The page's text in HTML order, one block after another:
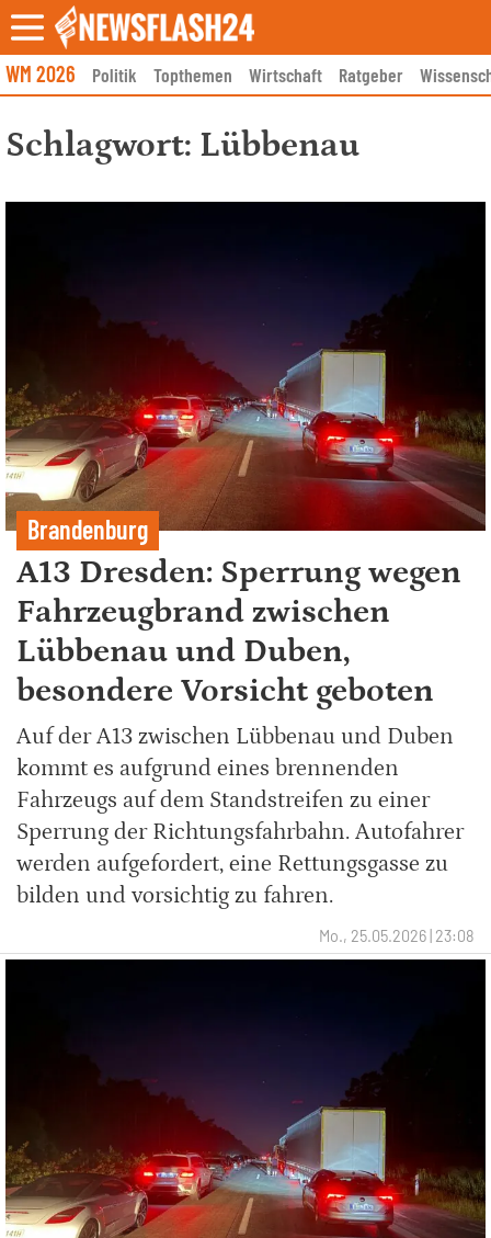
Skip
to
content
WM 2026 Politik Topthemen Wirtschaft Ratgeber
Schlagwort: Lübbenau
Brandenburg
A13 Dresden: Sperrung wegen
Fahrzeugbrand zwischen
Lübbenau und Duben,
besondere Vorsicht geboten
Auf der A13 zwischen Lübbenau und Duben
kommt es aufgrund eines brennenden
Fahrzeugs auf dem Standstreifen zu einer
Sperrung der Richtungsfahrbahn. Autofahrer
werden aufgefordert, eine Rettungsgasse zu
bilden und vorsichtig zu fahren.
Mo., 25.05.2026 | 23:08